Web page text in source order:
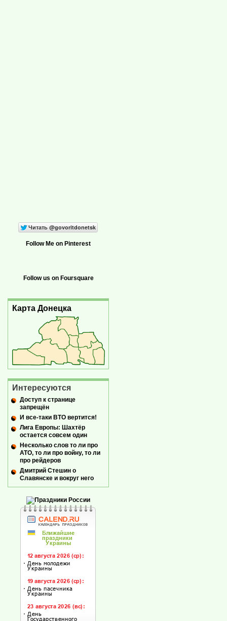
Follow Me on Pinterest
Follow us on Foursquare
Карта Донецка
Интересуются
Доступ к странице
запрещён
И все-таки ВТО вертится!
Лига Европы: Шахтёр
остается совсем один
Несколько слов то ли про
АТО, то ли про войну, то ли
про рейдеров
Дмитрий Стешин о
Славянске и вокруг него